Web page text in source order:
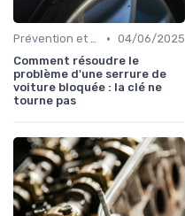
Prévention et Diagnostic des Pannes • 04/06/2025
Comment résoudre le
problème d'une serrure de
voiture bloquée : la clé ne
tourne pas